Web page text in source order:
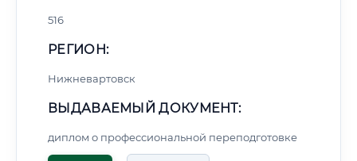
516
РЕГИОН:
Нижневартовск
ВЫДАВАЕМЫЙ ДОКУМЕНТ:
диплом о профессиональной переподготовке